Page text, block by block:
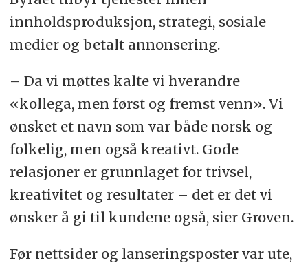
innholdsproduksjon, strategi, sosiale
medier og betalt annonsering.
– Da vi møttes kalte vi hverandre
«kollega, men først og fremst venn». Vi
ønsket et navn som var både norsk og
folkelig, men også kreativt. Gode
relasjoner er grunnlaget for trivsel,
kreativitet og resultater – det er det vi
ønsker å gi til kundene også, sier Groven.
Før nettsider og lanseringsposter var ute,